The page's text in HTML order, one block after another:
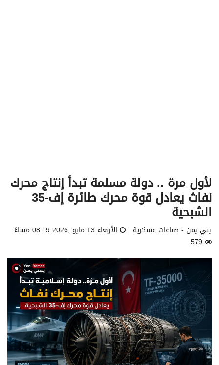
لأول مرة .. دولة مسلمة تبدأ إنتاج محرك
نفاث يعادل قوة محرك طائرة إف-35
الشبحية
يني يمن - صناعات عسكرية
الأربعاء 13 مايو ,2026 08:19 مساءً
579